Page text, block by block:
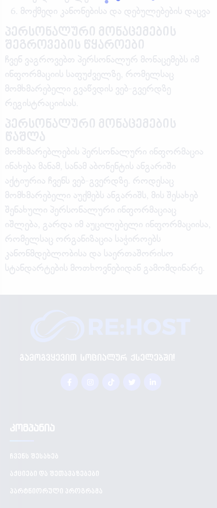
მოქმედი კანონებისა და დებულებების დაცვა
პერსონალური მონაცემების
შეგროვების წყაროები
ჩვენ ვაგროვებთ პერსონალურ მონაცემებს იმ
ინფორმაციის საფუძველზე, რომელსაც
მომხმარებელი გვაწვდის ვებ-გვერდზე
რეგისტრაციისას.
პერსონალური მონაცემების
წაშლა
მომხმარებლების პერსონალური ინფორმაცია
ინახება მანამ, სანამ აბონენტის ანგარიში
აქტიურია ჩვენს ვებ-გვერდზე. როდესაც
მომხმარებელი აუქმებს ანგარიშს, მის შესახებ
შენახული პერსონალური ინფორმაციაც
იშლება, გარდა იმ აუცილებელი ინფორმაციისა,
რომელსაც ორგანიზაცია საჭიროებს
კანონმდებლობისა და საერთაშორისო
სტანდარტების მოთხოვნებიდან გამომდინარე.
გამოგვყევით სოციალურ ქსელებში!
კომპანია
ჩვენს შესახებ
აქციები და შეთავაზებები
პარტნიორული პროგრამა